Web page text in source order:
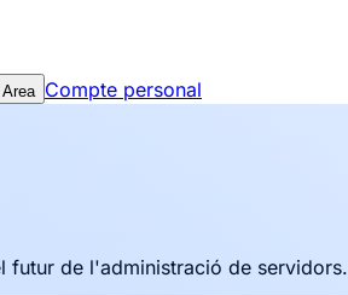
Compte personal
futur de l'administració de servidors.